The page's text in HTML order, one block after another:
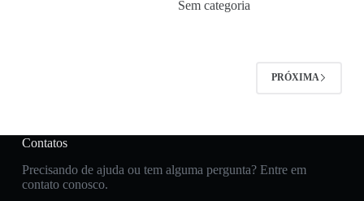
Sem categoria
PRÓXIMA
Contatos
Precisando de ajuda ou tem alguma pergunta? Entre em
contato conosco.